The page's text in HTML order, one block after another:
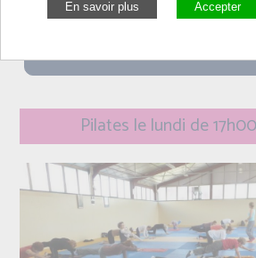
16h00 à 17h00
Pilates le lundi de